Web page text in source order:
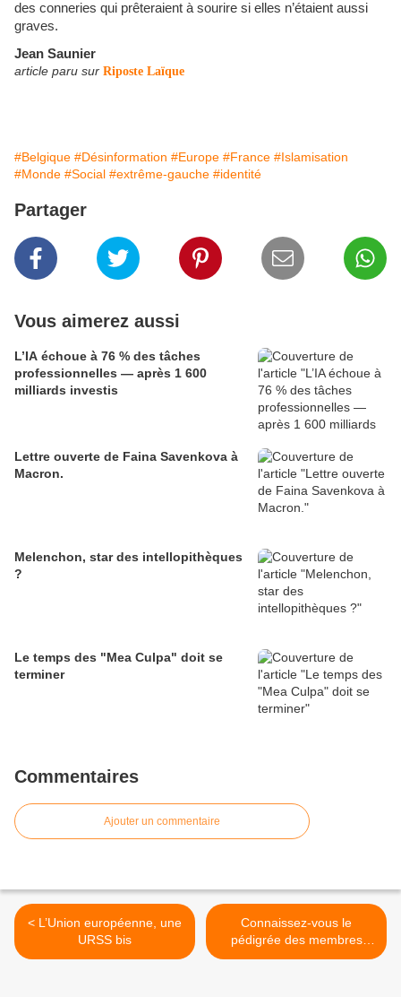
des conneries qui prêteraient à sourire si elles n’étaient aussi
graves.
Jean Saunier
article paru sur Riposte Laïque
#Belgique #Désinformation #Europe #France #Islamisation
#Monde #Social #extrême-gauche #identité
Partager
Vous aimerez aussi
L’IA échoue à 76 % des tâches
professionnelles — après 1 600
milliards investis
Lettre ouverte de Faina Savenkova à
Macron.
Melenchon, star des intellopithèques
?
Le temps des "Mea Culpa" doit se
terminer
Commentaires
Ajouter un commentaire
< L’Union européenne, une
URSS bis
Connaissez-vous le
pédigrée des membres
fondateurs du Front